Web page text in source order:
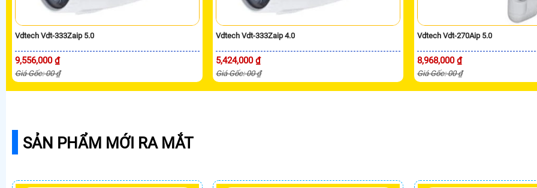
Vdtech Vdt-333Zaip 5.0
9,556,000 ₫
Giá Gốc: 00 ₫
Vdtech Vdt-333Zaip 4.0
5,424,000 ₫
Giá Gốc: 00 ₫
Vdtech Vdt-270Aip 5.0
8,968,000 ₫
Giá Gốc: 00 ₫
SẢN PHẨM MỚI RA MẮT